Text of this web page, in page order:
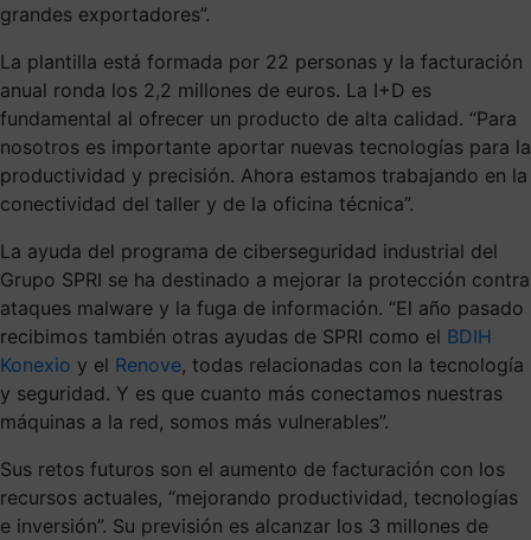
grandes exportadores”.
La plantilla está formada por 22 personas y la facturación
anual ronda los 2,2 millones de euros. La I+D es
fundamental al ofrecer un producto de alta calidad. “Para
nosotros es importante aportar nuevas tecnologías para la
productividad y precisión. Ahora estamos trabajando en la
conectividad del taller y de la oficina técnica”.
La ayuda del programa de ciberseguridad industrial del
Grupo SPRI se ha destinado a mejorar la protección contra
ataques malware y la fuga de información. “El año pasado
recibimos también otras ayudas de SPRI como el BDIH
Konexio y el Renove, todas relacionadas con la tecnología
y seguridad. Y es que cuanto más conectamos nuestras
máquinas a la red, somos más vulnerables”.
Sus retos futuros son el aumento de facturación con los
recursos actuales, “mejorando productividad, tecnologías
e inversión”. Su previsión es alcanzar los 3 millones de